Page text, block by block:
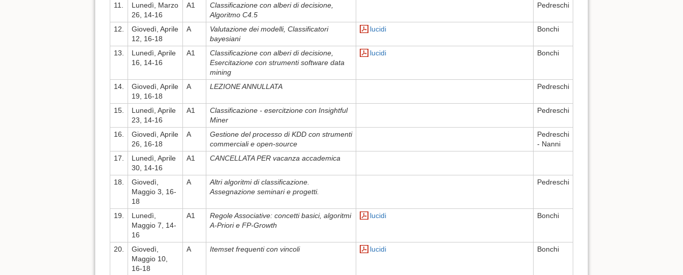
11.
Lunedì, Marzo
26, 14-16
A1
Classificazione con alberi di decisione,
Algoritmo C4.5
Pedreschi
12.
Giovedì, Aprile
12, 16-18
A
Valutazione dei modelli, Classificatori
bayesiani
lucidi Bonchi
13.
Lunedì, Aprile
16, 14-16
A1
Classificazione con alberi di decisione,
Esercitazione con strumenti software data
mining
lucidi Bonchi
14.
Giovedì, Aprile
19, 16-18
A LEZIONE ANNULLATA Pedreschi
15.
Lunedì, Aprile
23, 14-16
A1
Classificazione - esercitzione con Insightful
Miner
Pedreschi
16.
Giovedì, Aprile
26, 16-18
A
Gestione del processo di KDD con strumenti
commerciali e open-source
Pedreschi
- Nanni
17.
Lunedì, Aprile
30, 14-16
A1 CANCELLATA PER vacanza accademica
18.
Giovedì,
Maggio 3, 16-
18
A
Altri algoritmi di classificazione.
Assegnazione seminari e progetti.
Pedreschi
19.
Lunedì,
Maggio 7, 14-
16
A1
Regole Associative: concetti basici, algoritmi
A-Priori e FP-Growth
lucidi Bonchi
20.
Giovedì,
Maggio 10,
16-18
A Itemset frequenti con vincoli lucidi Bonchi